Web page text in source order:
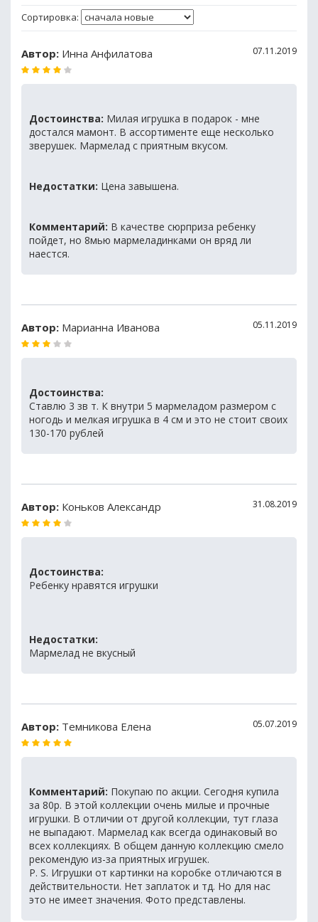
Сортировка:
Автор: Инна Анфилатова 07.11.2019
Достоинства: Милая игрушка в подарок - мне
достался мамонт. В ассортименте еще несколько
зверушек. Мармелад с приятным вкусом.
Недостатки: Цена завышена.
Комментарий: В качестве сюрприза ребенку
пойдет, но 8мью мармеладинками он вряд ли
наестся.
Автор: Марианна Иванова 05.11.2019
Достоинства:
Ставлю 3 зв т. К внутри 5 мармеладом размером с
ногодь и мелкая игрушка в 4 см и это не стоит своих
130-170 рублей
Автор: Коньков Александр 31.08.2019
Достоинства:
Ребенку нравятся игрушки
Недостатки:
Мармелад не вкусный
Автор: Темникова Елена 05.07.2019
Комментарий: Покупаю по акции. Сегодня купила
за 80р. В этой коллекции очень милые и прочные
игрушки. В отличии от другой коллекции, тут глаза
не выпадают. Мармелад как всегда одинаковый во
всех коллекциях. В общем данную коллекцию смело
рекомендую из-за приятных игрушек.
P. S. Игрушки от картинки на коробке отличаются в
действительности. Нет заплаток и тд. Но для нас
это не имеет значения. Фото представлены.